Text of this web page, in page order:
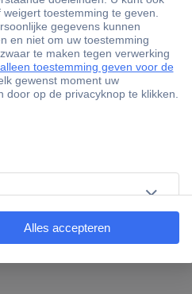
afgezet de voeding van 2